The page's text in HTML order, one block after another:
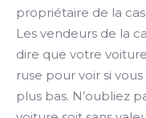
propriétaire de la
Les vendeurs de la
dire que votre voiture
ruse pour voir si
plus bas. N’oubliez